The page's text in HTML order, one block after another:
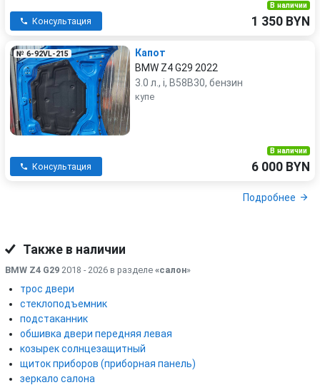
Консультация
В наличии
1 350 BYN
№ 6-92VL-215
Капот
BMW Z4 G29 2022
3.0 л., i, B58B30, бензин
купе
Консультация
В наличии
6 000 BYN
Подробнее
Также в наличии
BMW Z4 G29 2018 - 2026 в разделе «салон»
трос двери
стеклоподъемник
подстаканник
обшивка двери передняя левая
козырек солнцезащитный
щиток приборов (приборная панель)
зеркало салона